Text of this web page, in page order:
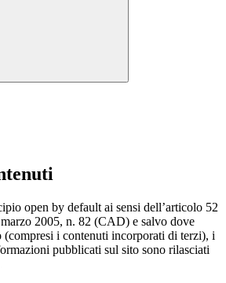
open by default ai sensi dell’articolo 52
2005, n. 82 (CAD) e salvo dove
(compresi i contenuti incorporati di terzi), i
pubblicati sul sito sono rilasciati